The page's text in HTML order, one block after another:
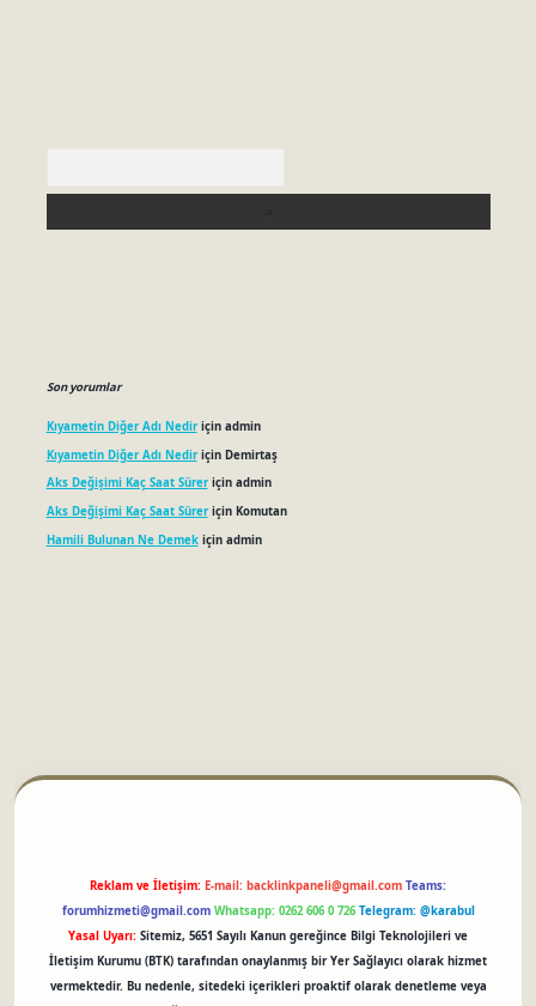
Son yorumlar
Kıyametin Diğer Adı Nediriçin admin
Kıyametin Diğer Adı Nediriçin Demirtaş
Aks Değişimi Kaç Saat Süreriçin admin
Aks Değişimi Kaç Saat Süreriçin Komutan
Hamili Bulunan Ne Demekiçin admin
Reklam ve İletişim: E-mail: backlinkpaneli@gmail.com Teams:
forumhizmeti@gmail.com Whatsapp: 0262 606 0 726 Telegram: @karabul
Yasal Uyarı: Sitemiz, 5651 Sayılı Kanun gereğince Bilgi Teknolojileri ve
İletişim Kurumu (BTK) tarafından onaylanmış bir Yer Sağlayıcı olarak hizmet
vermektedir. Bu nedenle, sitedeki içerikleri proaktif olarak denetleme veya